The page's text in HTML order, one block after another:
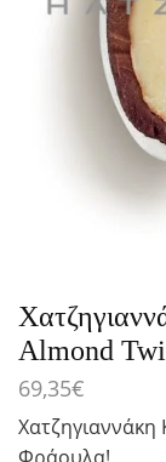
Almond
69,35€